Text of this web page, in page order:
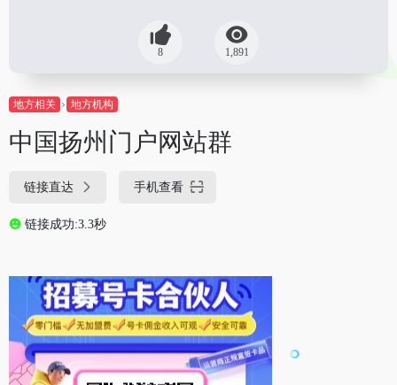
8 1,891
地方相关 地方机构
中国扬州门户网站群
链接直达 手机查看
链接成功:3.3秒